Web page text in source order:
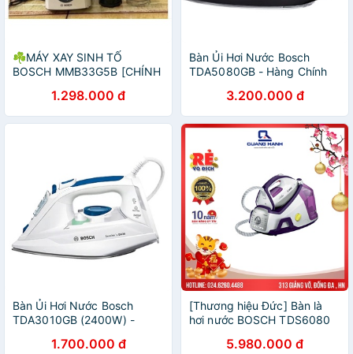
☘️MÁY XAY SINH TỐ
BOSCH MMB33G5B [CHÍNH
1.298.000 đ
Bàn Ủi Hơi Nước Bosch
TDA5080GB - Hàng Chính
3.200.000 đ
Bàn Ủi Hơi Nước Bosch
TDA3010GB (2400W) -
1.700.000 đ
[Thương hiệu Đức] Bàn là
hơi nước BOSCH TDS6080
5.980.000 đ